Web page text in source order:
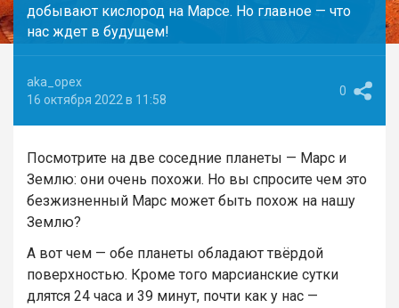
добывают кислород на Марсе. Но главное — что
нас ждет в будущем!
aka_opex
16 октября 2022 в 11:58
0
Посмотрите на две соседние планеты — Марс и
Землю: они очень похожи. Но вы спросите чем это
безжизненный Марс может быть похож на нашу
Землю?
А вот чем — обе планеты обладают твёрдой
поверхностью. Кроме того марсианские сутки
длятся 24 часа и 39 минут, почти как у нас —